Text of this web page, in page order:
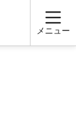
メニュー